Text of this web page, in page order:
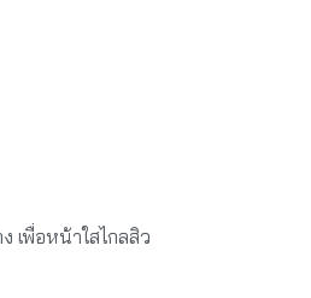
เพื่อหน้าใสไกลสิว